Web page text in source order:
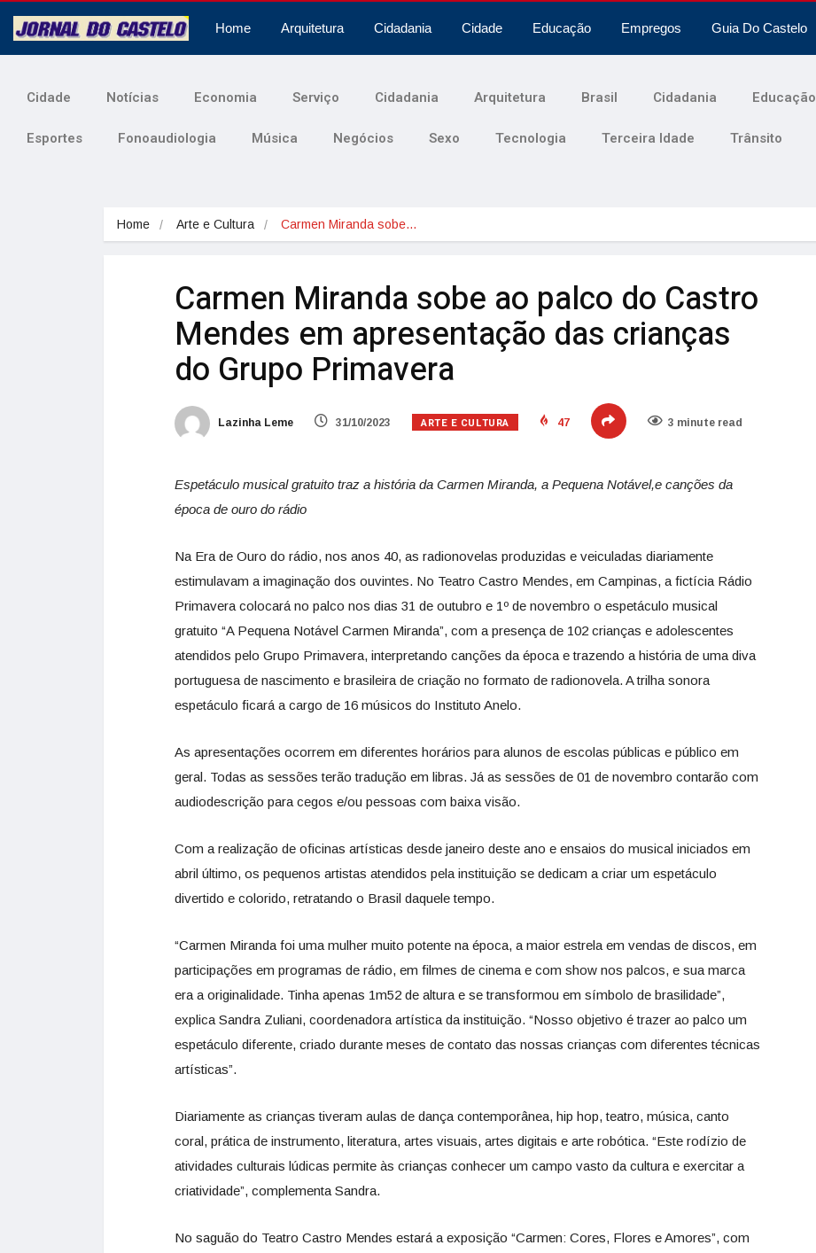
Home Arquitetura Cidadania Cidade Educação Empregos Guia Do Castelo
Cidade Notícias Economia Serviço Cidadania Arquitetura Brasil Cidadania Educação
Esportes Fonoaudiologia Música Negócios Sexo Tecnologia Terceira Idade Trânsito
Home Arte e Cultura Carmen Miranda sobe…
Carmen Miranda sobe ao palco do Castro
Mendes em apresentação das crianças
do Grupo Primavera
Lazinha Leme 31/10/2023 ARTE E CULTURA 47 3 minute read
Espetáculo musical gratuito traz a história da Carmen Miranda, a Pequena Notável,e canções da
época de ouro do rádio
Na Era de Ouro do rádio, nos anos 40, as radionovelas produzidas e veiculadas diariamente
estimulavam a imaginação dos ouvintes. No Teatro Castro Mendes, em Campinas, a fictícia Rádio
Primavera colocará no palco nos dias 31 de outubro e 1º de novembro o espetáculo musical
gratuito “A Pequena Notável Carmen Miranda”, com a presença de 102 crianças e adolescentes
atendidos pelo Grupo Primavera, interpretando canções da época e trazendo a história de uma diva
portuguesa de nascimento e brasileira de criação no formato de radionovela. A trilha sonora
espetáculo ficará a cargo de 16 músicos do Instituto Anelo.
As apresentações ocorrem em diferentes horários para alunos de escolas públicas e público em
geral. Todas as sessões terão tradução em libras. Já as sessões de 01 de novembro contarão com
audiodescrição para cegos e/ou pessoas com baixa visão.
Com a realização de oficinas artísticas desde janeiro deste ano e ensaios do musical iniciados em
abril último, os pequenos artistas atendidos pela instituição se dedicam a criar um espetáculo
divertido e colorido, retratando o Brasil daquele tempo.
“Carmen Miranda foi uma mulher muito potente na época, a maior estrela em vendas de discos, em
participações em programas de rádio, em filmes de cinema e com show nos palcos, e sua marca
era a originalidade. Tinha apenas 1m52 de altura e se transformou em símbolo de brasilidade”,
explica Sandra Zuliani, coordenadora artística da instituição. “Nosso objetivo é trazer ao palco um
espetáculo diferente, criado durante meses de contato das nossas crianças com diferentes técnicas
artísticas”.
Diariamente as crianças tiveram aulas de dança contemporânea, hip hop, teatro, música, canto
coral, prática de instrumento, literatura, artes visuais, artes digitais e arte robótica. “Este rodízio de
atividades culturais lúdicas permite às crianças conhecer um campo vasto da cultura e exercitar a
criatividade”, complementa Sandra.
No saguão do Teatro Castro Mendes estará a exposição “Carmen: Cores, Flores e Amores”, com